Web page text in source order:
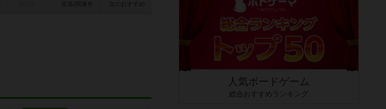
作 次のおすすめ
人気ボードゲーム
総合おすすめランキング